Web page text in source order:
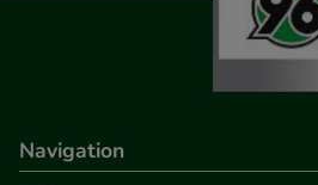
Navigation